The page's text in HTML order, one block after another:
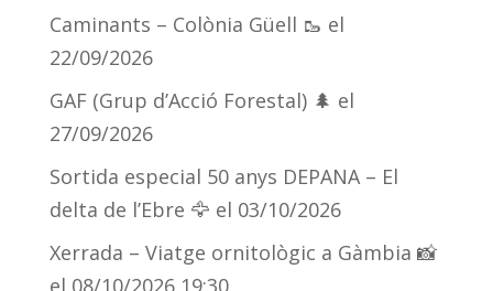
Caminants – Colònia Güell 🥾 el
22/09/2026
GAF (Grup d’Acció Forestal) 🌲 el
27/09/2026
Sortida especial 50 anys DEPANA – El
delta de l’Ebre 🦅 el 03/10/2026
Xerrada – Viatge ornitològic a Gàmbia 📸
el 08/10/2026 19:30